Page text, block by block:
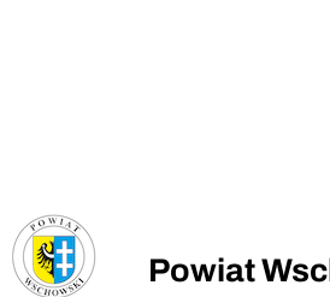
Powiat